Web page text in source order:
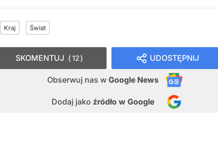
Kraj Świat
UDOSTĘPNIJ
Obserwuj nas w Google News
Dodaj jako źródło w Google
SKOMENTUJ 12